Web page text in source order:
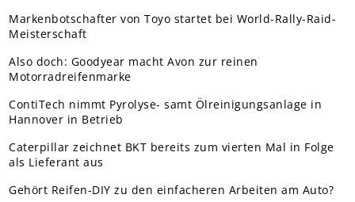
Markenbotschafter von Toyo startet bei World-Rally-Raid-
Meisterschaft
Also doch: Goodyear macht Avon zur reinen
Motorradreifenmarke
ContiTech nimmt Pyrolyse- samt Ölreinigungsanlage in
Hannover in Betrieb
Caterpillar zeichnet BKT bereits zum vierten Mal in Folge
als Lieferant aus
Gehört Reifen-DIY zu den einfacheren Arbeiten am Auto?